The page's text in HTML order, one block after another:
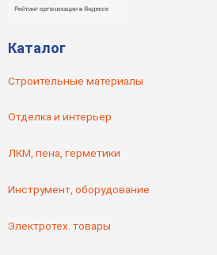
Каталог
Строительные материалы
Отделка и интерьер
ЛКМ, пена, герметики
Инструмент, оборудование
Электротех. товары